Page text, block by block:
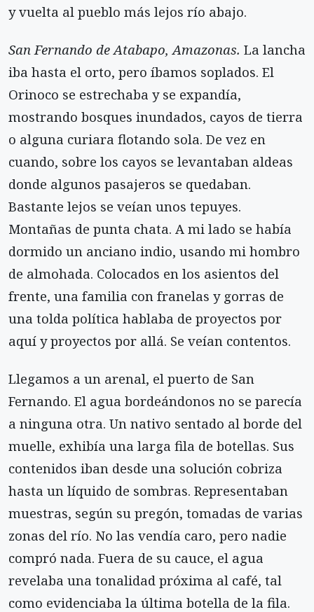
y vuelta al pueblo más lejos río abajo.
San Fernando de Atabapo, Amazonas. La lancha
iba hasta el orto, pero íbamos soplados. El
Orinoco se estrechaba y se expandía,
mostrando bosques inundados, cayos de tierra
o alguna curiara flotando sola. De vez en
cuando, sobre los cayos se levantaban aldeas
donde algunos pasajeros se quedaban.
Bastante lejos se veían unos tepuyes.
Montañas de punta chata. A mi lado se había
dormido un anciano indio, usando mi hombro
de almohada. Colocados en los asientos del
frente, una familia con franelas y gorras de
una tolda política hablaba de proyectos por
aquí y proyectos por allá. Se veían contentos.
Llegamos a un arenal, el puerto de San
Fernando. El agua bordeándonos no se parecía
a ninguna otra. Un nativo sentado al borde del
muelle, exhibía una larga fila de botellas. Sus
contenidos iban desde una solución cobriza
hasta un líquido de sombras. Representaban
muestras, según su pregón, tomadas de varias
zonas del río. No las vendía caro, pero nadie
compró nada. Fuera de su cauce, el agua
revelaba una tonalidad próxima al café, tal
como evidenciaba la última botella de la fila.